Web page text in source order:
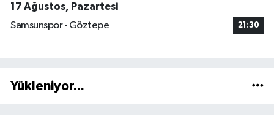
17 Ağustos, Pazartesi
Samsunspor - Göztepe
21:30
Yükleniyor...